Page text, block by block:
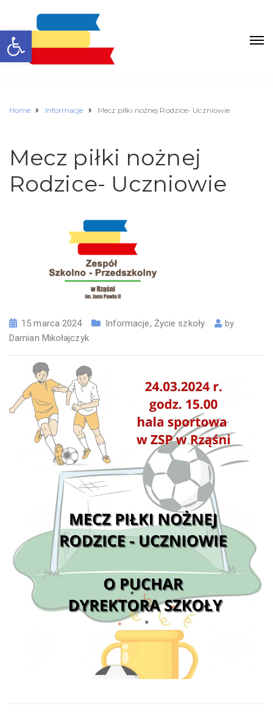
Otwórz pasek narzędzi
Home Informacje Mecz piłki nożnej Rodzice- Uczniowie
Mecz piłki nożnej
Rodzice- Uczniowie
15 marca 2024 Informacje, Życie szkoły
by
Damian Mikołajczyk